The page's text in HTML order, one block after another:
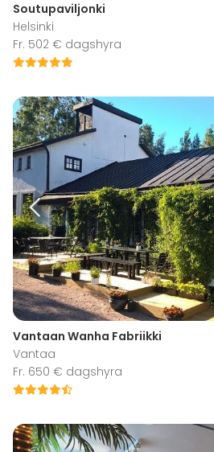
Soutupaviljonki
Helsinki
Fr. 502 € dagshyra
Vantaan Wanha Fabriikki
Vantaa
Fr. 650 € dagshyra